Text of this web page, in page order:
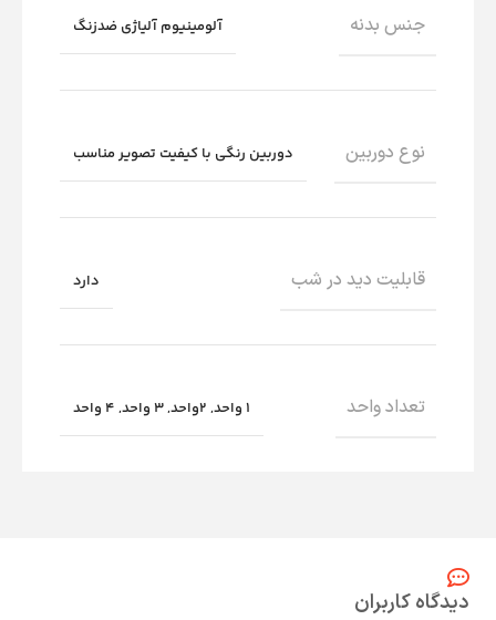
جنس بدنه آلومینیوم آلیاژی ضدزنگ
نوع دوربین دوربین رنگی با کیفیت تصویر مناسب
قابلیت دید در شب دارد
تعداد واحد 1 واحد , 2واحد ,3 واحد , 4 واحد
دیدگاه کاربران